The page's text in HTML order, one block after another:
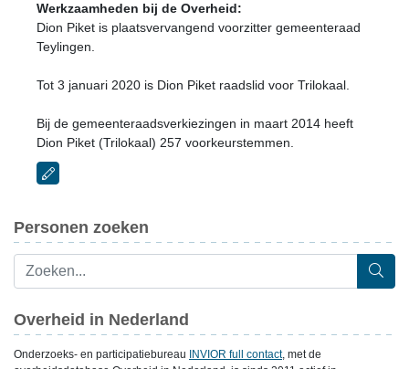
Werkzaamheden bij de Overheid:
Dion Piket is plaatsvervangend voorzitter gemeenteraad
Teylingen.
Tot 3 januari 2020 is Dion Piket raadslid voor Trilokaal.
Bij de gemeenteraadsverkiezingen in maart 2014 heeft
Dion Piket (Trilokaal) 257 voorkeurstemmen.
Personen zoeken
Overheid in Nederland
Onderzoeks- en participatiebureau INVIOR full contact, met de